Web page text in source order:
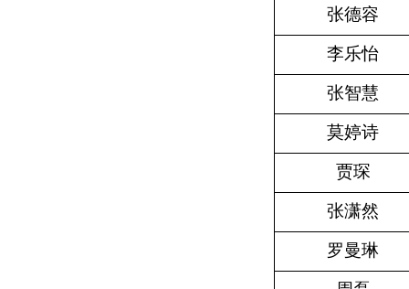
张德容
李乐怡
张智慧
莫婷诗
贾琛
张潇然
罗曼琳